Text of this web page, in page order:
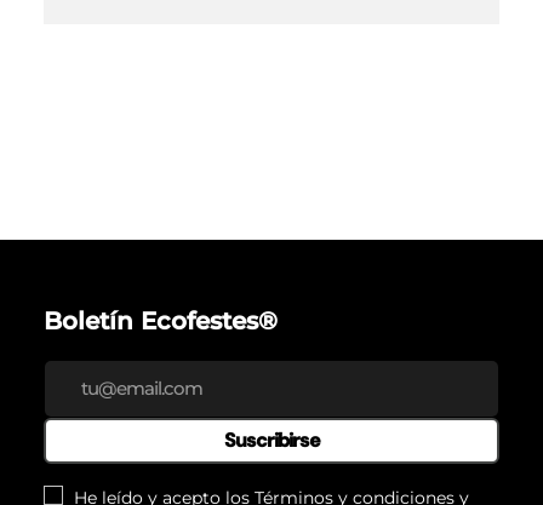
Boletín Ecofestes®
Suscribirse
He leído y acepto los Términos y condiciones y